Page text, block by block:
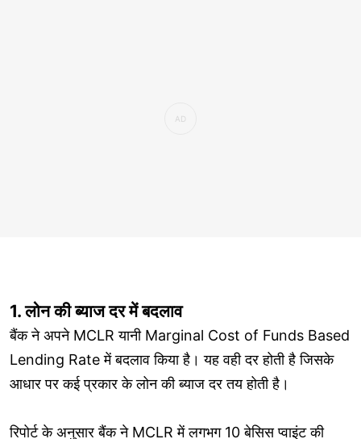
1. लोन की ब्याज दर में बदलाव
बैंक ने अपने MCLR यानी Marginal Cost of Funds Based
Lending Rate में बदलाव किया है। यह वही दर होती है जिसके
आधार पर कई प्रकार के लोन की ब्याज दर तय होती है।
रिपोर्ट के अनुसार बैंक ने MCLR में लगभग 10 बेसिस प्वाइंट की